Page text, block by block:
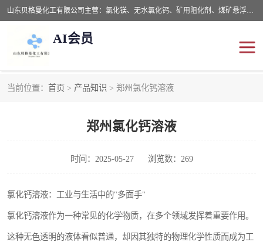
山东贝格曼化工有限公司主营：氯化镁、无水氯化钙、矿用阻化剂、煤矿悬浮剂、道路抑尘剂、氢氧化镁，防灭火剂等，公司位于山东省潍坊市滨海经济开发区,是专业从事对各种精细化工集研究、开发、制造于一体的现代化大型跨境化工企业，公司本着诚信经营、给每一位客户提供专业服务。
AI会员
当前位置： 首页 > 产品知识 > 郑州氯化钙溶液
郑州氯化钙溶液
时间：2025-05-27 浏览数：269
氯化钙溶液：工业与生活中的"多面手"
氯化钙溶液作为一种常见的化学物质，在多个领域发挥着重要作用。
这种无色透明的液体看似普通，却因其独特的物理化学性质而成为工
氯化钙
抑尘剂
氢氧化镁